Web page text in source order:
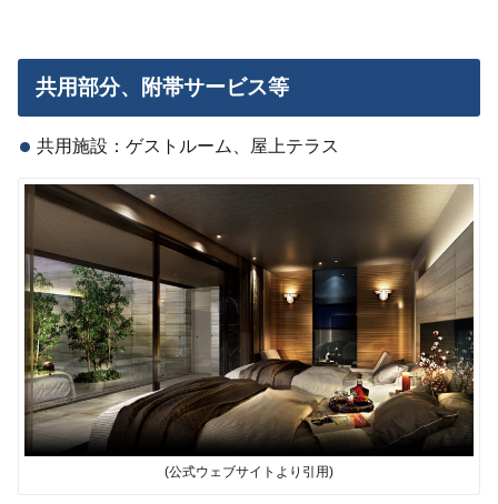
共用部分、附帯サービス等
共用施設：ゲストルーム、屋上テラス
(公式ウェブサイトより引用)